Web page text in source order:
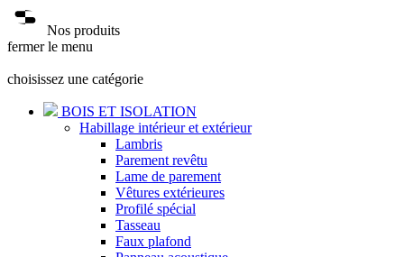
Nos produits
fermer le menu
choisissez une catégorie
BOIS ET ISOLATION
Habillage intérieur et extérieur
Lambris
Parement revêtu
Lame de parement
Vêtures extérieures
Profilé spécial
Tasseau
Faux plafond